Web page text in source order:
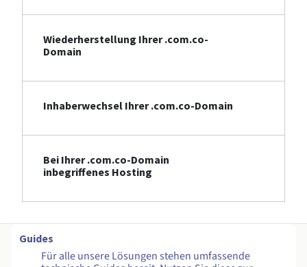
Wiederherstellung Ihrer .com.co-
Domain
Inhaberwechsel Ihrer .com.co-Domain
Bei Ihrer .com.co-Domain
inbegriffenes Hosting
Guides
Für alle unsere Lösungen stehen umfassende